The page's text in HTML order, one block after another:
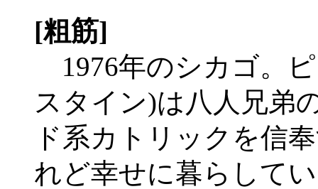
[粗筋]
1976年のシカゴ。
スタイン)は八人兄弟
ド系カトリックを信
れど幸せに暮らして